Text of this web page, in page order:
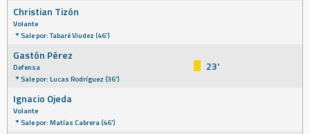
Christian Tizón
Volante
Sale por: Tabaré Viudez (46')
Gastón Pérez
Defensa
Sale por: Lucas Rodríguez (36')
23'
Ignacio Ojeda
Volante
Sale por: Matías Cabrera (46')